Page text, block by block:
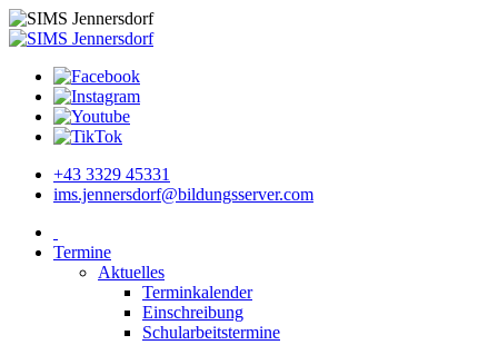
+43 3329 45331
ims.jennersdorf@bildungsserver.com
Termine
Aktuelles
Terminkalender
Einschreibung
Schularbeitstermine